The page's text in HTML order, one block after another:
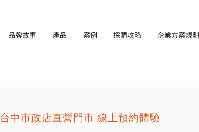
品牌故事 產品 案例 採購攻略 企業方案規劃
台中市政店直營門市 線上預約體驗